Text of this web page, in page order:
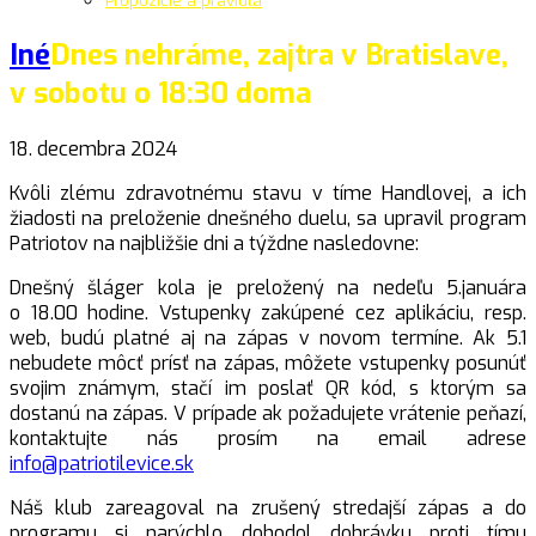
InéDnes nehráme, zajtra v Bratislave,
v sobotu o 18:30 doma
18. decembra 2024
Kvôli zlému zdravotnému stavu v tíme Handlovej, a ich
žiadosti na preloženie dnešného duelu, sa upravil program
Patriotov na najbližšie dni a týždne nasledovne:
Dnešný šláger kola je preložený na nedeľu 5.januára
o 18.00 hodine. Vstupenky zakúpené cez aplikáciu, resp.
web, budú platné aj na zápas v novom termíne. Ak 5.1
nebudete môcť prísť na zápas, môžete vstupenky posunúť
svojim známym, stačí im poslať QR kód, s ktorým sa
dostanú na zápas. V prípade ak požadujete vrátenie peňazí,
kontaktujte nás prosím na email adrese
info@patriotilevice.sk
Náš klub zareagoval na zrušený stredajší zápas a do